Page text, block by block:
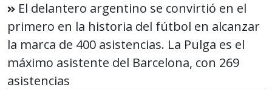
El delantero argentino se convirtió en el
primero en la historia del fútbol en alcanzar
la marca de 400 asistencias. La Pulga es el
máximo asistente del Barcelona, con 269
asistencias